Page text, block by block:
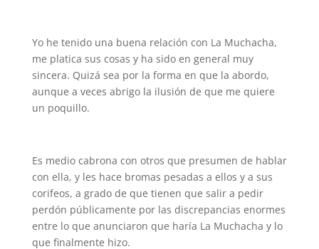
Yo he tenido una buena relación con La Muchacha,
me platica sus cosas y ha sido en general muy
sincera. Quizá sea por la forma en que la abordo,
aunque a veces abrigo la ilusión de que me quiere
un poquillo.
Es medio cabrona con otros que presumen de hablar
con ella, y les hace bromas pesadas a ellos y a sus
corifeos, a grado de que tienen que salir a pedir
perdón públicamente por las discrepancias enormes
entre lo que anunciaron que haría La Muchacha y lo
que finalmente hizo.